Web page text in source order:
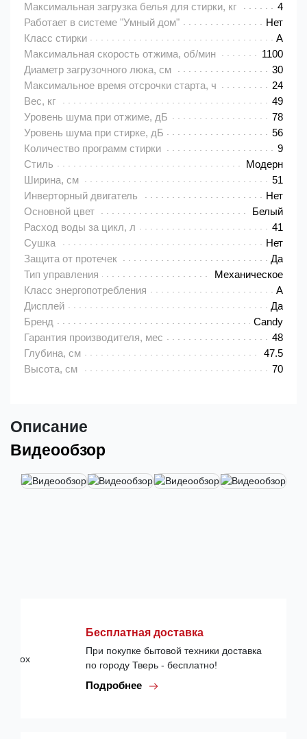
Максимальная загрузка белья для стирки, кг
4
Работает в системе "Умный дом"
Нет
Класс стирки
A
Максимальная скорость отжима, об/мин
1100
Диаметр загрузочного люка, см
30
Максимальное время отсрочки старта, ч
24
Вес, кг
49
Уровень шума при отжиме, дБ
78
Уровень шума при стирке, дБ
56
Количество программ стирки
9
Стиль
Модерн
Ширина, см
51
Инверторный двигатель
Нет
Основной цвет
Белый
Расход воды за цикл, л
41
Сушка
Нет
Защита от протечек
Да
Тип управления
Механическое
Класс энергопотребления
A
Дисплей
Да
Бренд
Candy
Гарантия производителя, мес
48
Глубина, см
47.5
Высота, см
70
Описание
Видеообзор
Бесплатная доставка
При покупке бытовой техники доставка
по городу Тверь - бесплатно!
Подробнее